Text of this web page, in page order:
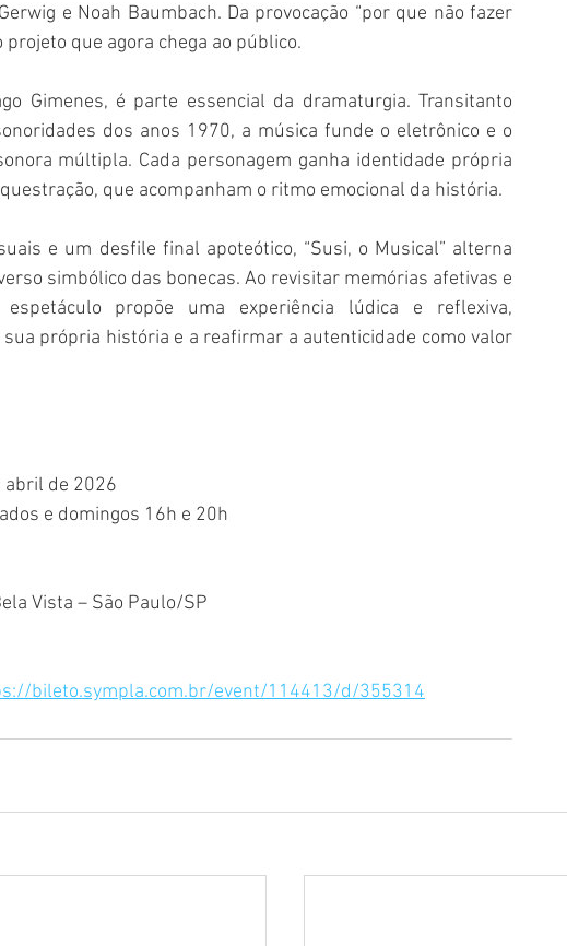
e Noah Baumbach. Da provocação “por que não fazer
que agora chega ao público.
Gimenes, é parte essencial da dramaturgia. Transitanto
dos anos 1970, a música funde o eletrônico e o
múltipla. Cada personagem ganha identidade própria
que acompanham o ritmo emocional da história.
e um desfile final apoteótico, “Susi, o Musical” alterna
simbólico das bonecas. Ao revisitar memórias afetivas e
propõe uma experiência lúdica e reflexiva,
própria história e a reafirmar a autenticidade como valor
abril de 2026
e domingos 16h e 20h
Vista – São Paulo/SP
bileto.sympla.com.br/event/114413/d/355314